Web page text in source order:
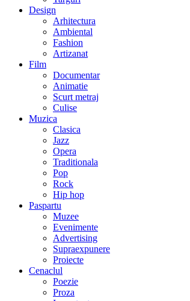
Design
Arhitectura
Ambiental
Fashion
Artizanat
Film
Documentar
Animatie
Scurt metraj
Culise
Muzica
Clasica
Jazz
Opera
Traditionala
Pop
Rock
Hip hop
Paspartu
Muzee
Evenimente
Advertising
Supraexpunere
Proiecte
Cenaclul
Poezie
Proza